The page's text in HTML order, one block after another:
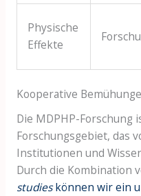
Physische
Effekte
Kooperative
Die MDPHP-Forschung
Forschungsgebiet, das
Institutionen und
Durch die Kombination
studieskönnen wir ein